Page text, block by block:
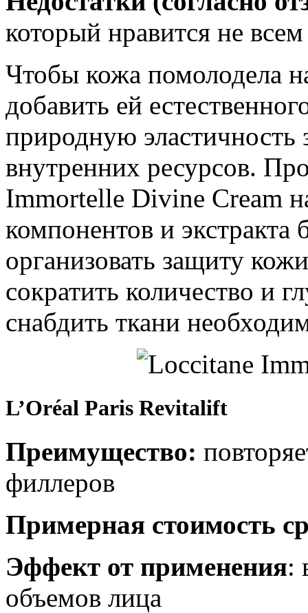
который нравится не всем
Чтобы кожа помолодела
добавить ей
природную эластичность
внутренних ресурсов.
Immortelle Divine Cream
компонентов и экстракта
организовать защиту
сократить количество и
снабдить ткани
L’Oréal Paris Revitalift
Преимущество:
филлеров
Примерная стоимость
Эффект от применения:
объемов лица